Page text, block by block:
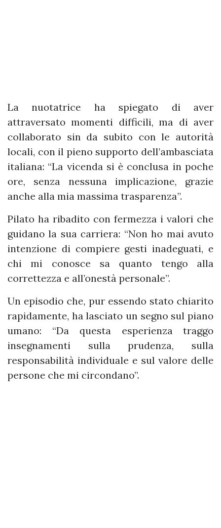
La nuotatrice ha spiegato di aver
attraversato momenti difficili, ma di aver
collaborato sin da subito con le autorità
locali, con il pieno supporto dell’ambasciata
italiana: “La vicenda si è conclusa in poche
ore, senza nessuna implicazione, grazie
anche alla mia massima trasparenza”.
Pilato ha ribadito con fermezza i valori che
guidano la sua carriera: “Non ho mai avuto
intenzione di compiere gesti inadeguati, e
chi mi conosce sa quanto tengo alla
correttezza e all’onestà personale”.
Un episodio che, pur essendo stato chiarito
rapidamente, ha lasciato un segno sul piano
umano: “Da questa esperienza traggo
insegnamenti sulla prudenza, sulla
responsabilità individuale e sul valore delle
persone che mi circondano”.